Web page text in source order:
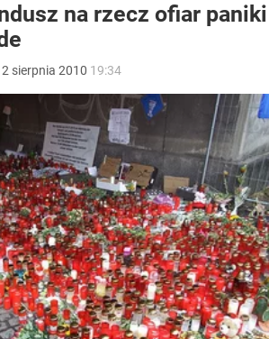
na rzecz ofiar paniki
2 sierpnia 2010 19:34